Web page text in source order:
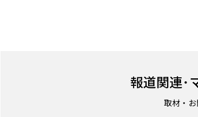
報道関連･
取材・